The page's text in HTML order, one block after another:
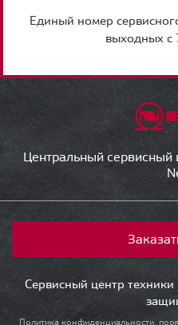
Единый номер
выходных с
Центральный сервисный
Сервисный центр
Политика конфиденциальности,